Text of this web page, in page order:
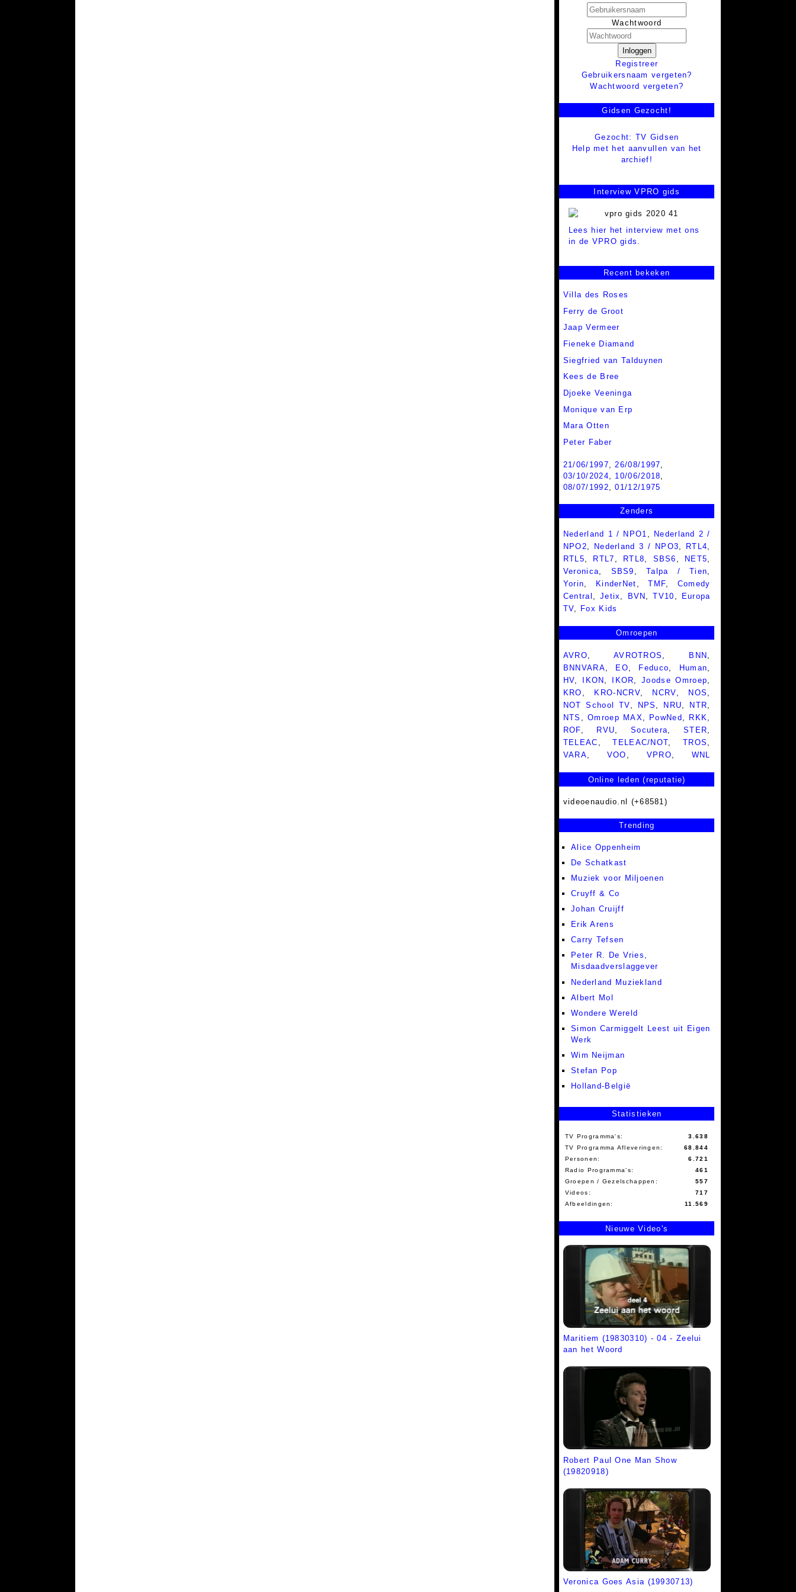
Wachtwoord
Inloggen
Registreer
Gebruikersnaam vergeten?
Wachtwoord vergeten?
Gidsen Gezocht!
Gezocht: TV Gidsen
Help met het aanvullen van het
archief!
Interview VPRO gids
Lees hier het interview met ons
in de VPRO gids.
Recent bekeken
Villa des Roses
Ferry de Groot
Jaap Vermeer
Fieneke Diamand
Siegfried van Talduynen
Kees de Bree
Djoeke Veeninga
Monique van Erp
Mara Otten
Peter Faber
21/06/1997,26/08/1997,
03/10/2024, 10/06/2018,
08/07/1992,01/12/1975
Zenders
Nederland 1 / NPO1
Nederland 2 /
NPO2
Nederland 3 / NPO3 RTL4
RTL5
RTL7 RTL8 SBS6 NET5
Veronica
SBS9 ,Talpa / Tien
Yorin
KinderNet ,TMF
Comedy
Central
Jetix BVN ,TV10
Europa
TV
Fox Kids
Omroepen
AVRO, AVROTROS , BNN ,
BNNVARA, EO, Feduco, Human,
HV, IKON , IKOR,Joodse Omroep,
KRO , KRO-NCRV, NCRV, NOS ,
NOT School TV, NPS , NRU, NTR,
NTS ,Omroep MAX, PowNed , RKK,
ROF, RVU, Socutera,STER,
TELEAC ,TELEAC/NOT,TROS ,
VARA, VOO , VPRO, WNL
Online leden (reputatie)
videoenaudio.nl (+68581)
Trending
Alice Oppenheim
De Schatkast
Muziek voor Miljoenen
Cruyff & Co
Johan Cruijff
Erik Arens
Carry Tefsen
Peter R. De Vries,
Misdaadverslaggever
Nederland Muziekland
Albert Mol
Wondere Wereld
Simon Carmiggelt Leest uit Eigen
Werk
Wim Neijman
Stefan Pop
Holland-België
Statistieken
TV Programma's:
3.638
TV Programma Afleveringen:
68.844
Personen:
6.721
Radio Programma's:
461
Groepen / Gezelschappen:
557
Videos:
717
Afbeeldingen:
11.569
Nieuwe Video's
Maritiem (19830310) - 04 - Zeelui
aan het Woord
Robert Paul One Man Show
(19820918)
Veronica Goes Asia (19930713)